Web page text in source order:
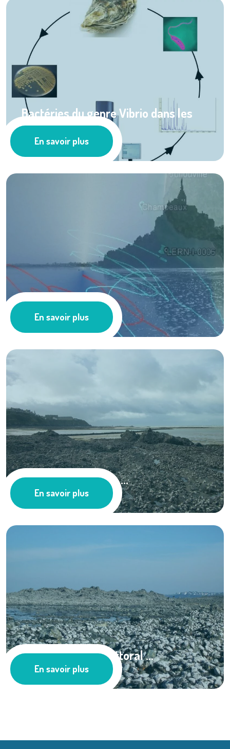
Bactéries du genre Vibrio dans les
bassins ...
Cultures marines
En savoir plus
Lâcher de bouées ...
Les actus
En savoir plus
Huîtres : Dispersion ...
Ressources documentaires
En savoir plus
HLiN : Huîtres du Littoral ...
Ressources documentaires
En savoir plus